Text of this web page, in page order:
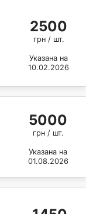
2500
грн / шт.
Указана на
10.02.2026
5000
грн / шт.
Указана на
01.08.2026